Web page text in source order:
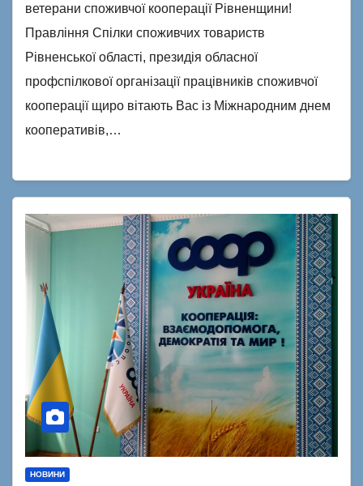
ветерани споживчої кооперації Рівненщини!
Правління Спілки споживчих товариств
Рівненської області, президія обласної
профспілкової організації працівників споживчої
кооперації щиро вітають Вас із Міжнародним днем
кооперативів,…
НОВИНИ